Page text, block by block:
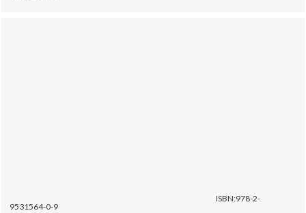
ISBN:978-2-
9531564-0-9